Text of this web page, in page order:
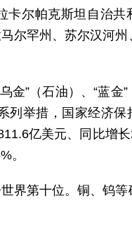
卡尔帕克斯坦自治共
尔罕州、苏尔汉河州
金”（石油）、“蓝金”
举措，国家经济保
亿美元、同比增
。
界第十位。铜、钨